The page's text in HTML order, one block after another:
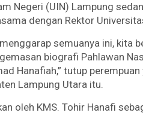
Negeri (UIN) Lampung
dengan Rektor
semuanya ini, kita
biografi Pahlawan
Hanafiah,” tutup
Lampung Utara itu.
oleh KMS. Tohir Hanafi